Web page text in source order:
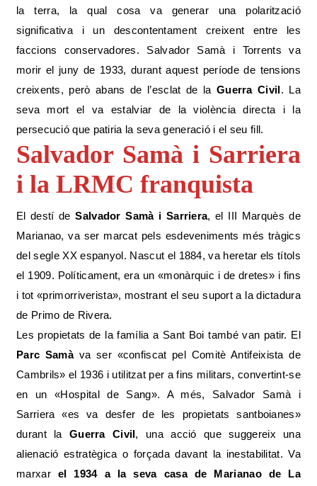
la terra, la qual cosa va generar una polarització
significativa i un descontentament creixent entre les
faccions conservadores. Salvador Samà i Torrents va
morir el juny de 1933, durant aquest període de tensions
creixents, però abans de l’esclat de la Guerra Civil. La
seva mort el va estalviar de la violència directa i la
persecució que patiria la seva generació i el seu fill.
Salvador Samà i Sarriera
i la LRMC franquista
El destí deSalvador Samà i Sarriera, el III Marquès de
Marianao, va ser marcat pels esdeveniments més tràgics
del segle XX espanyol. Nascut el 1884, va heretar els títols
el 1909. Políticament, era un «monàrquic i de dretes» i fins
i tot «primorriverista», mostrant el seu suport a la dictadura
de Primo de Rivera.
Les propietats de la família a Sant Boi també van patir. El
Parc Samàva ser «confiscat pel Comitè Antifeixista de
Cambrils» el 1936 i utilitzat per a fins militars, convertint-se
en un «Hospital de Sang». A més, Salvador Samà i
Sarriera «es va desfer de les propietats santboianes»
durant la Guerra Civil, una acció que suggereix una
alienació estratègica o forçada davant la inestabilitat. Va
marxar el 1934 a la seva casa de Marianao de La